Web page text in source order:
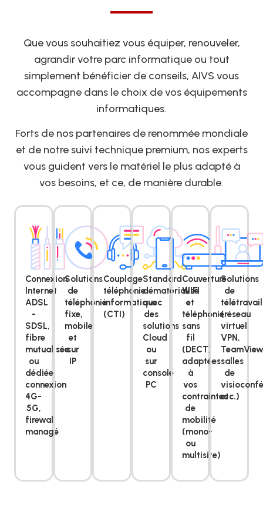
Que vous souhaitiez vous équiper, renouveler,
agrandir votre parc informatique ou tout
simplement bénéficier de conseils, AIVS vous
accompagne dans le choix de vos équipements
informatiques.
Forts de nos partenaires de renommée mondiale
et de notre suivi technique premium, nos experts
vous guident vers le matériel le plus adapté à
vos besoins, et ce, de manière durable.
Connexion
Internet
ADSL
-
SDSL,
fibre
mutualisée
ou
dédiée,
connexion
4G-
5G,
firewall
managé
Solutions
de
téléphonie
fixe,
mobile
et
sur
IP
Couplage
téléphonie
informatique
(CTI)
Standard
dématérialisé
avec
des
solutions
Cloud
ou
sur
console
PC
Couverture
WIFI
et
téléphonie
sans
fil
(DECT)
adaptées
à
vos
contraintes
de
mobilité
(mono-
ou
multisite)
Solutions
de
télétravail
(réseau
virtuel
VPN,
salles
de
etc.)